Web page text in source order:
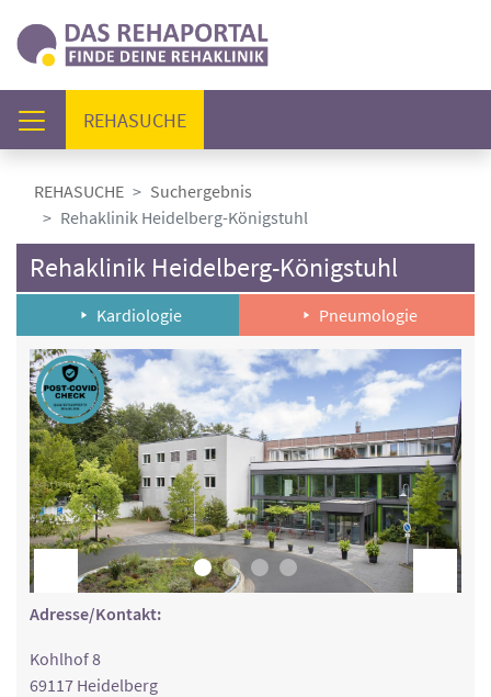
REHASUCHE(AKTUELL)
REHASUCHE
Suchergebnis
Rehaklinik Heidelberg-Königstuhl
Rehaklinik Heidelberg-Königstuhl
Kardiologie Pneumologie
Adresse/Kontakt:
Kohlhof 8
69117 Heidelberg